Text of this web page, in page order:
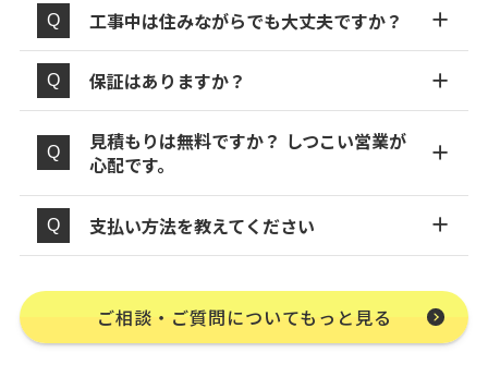
工事中は住みながらでも大丈夫ですか？
保証はありますか？
見積もりは無料ですか？ しつこい営業が
心配です。
支払い方法を教えてください
ご相談・ご質問についてもっと見る